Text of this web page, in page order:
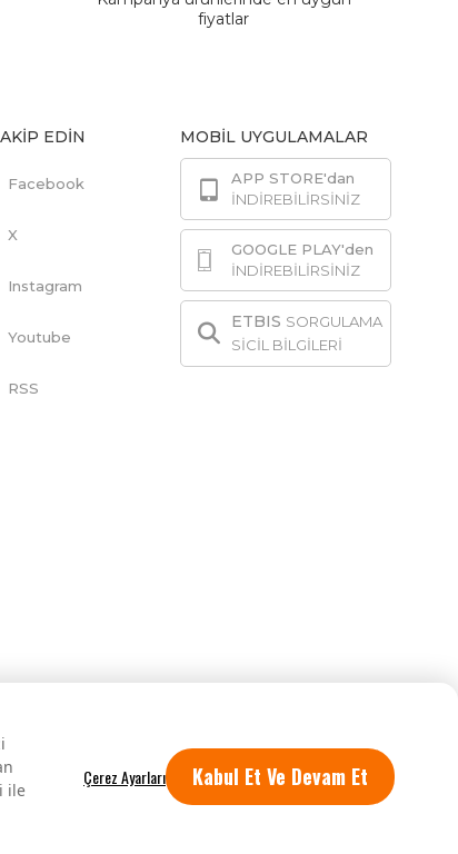
ile
Kabul Et Ve Devam Et
fiyatlar
EDİN
Facebook
X
Instagram
Youtube
RSS
MOBİL UYGULAMALAR
APP STORE'dan
İNDİREBİLİRSİNİZ
GOOGLE PLAY'den
İNDİREBİLİRSİNİZ
ETBIS SORGULAMA
SİCİL BİLGİLERİ
Tüm hakları saklıdır.